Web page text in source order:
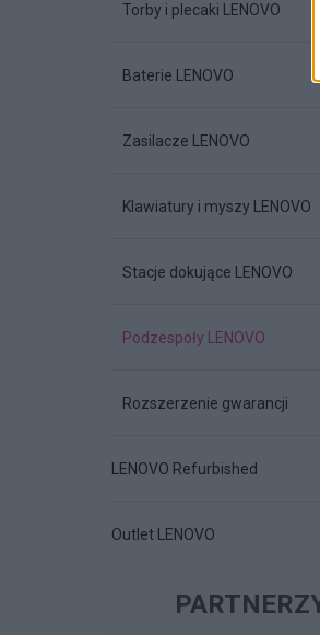
Torby i plecaki LENOVO
Baterie LENOVO
Zasilacze LENOVO
Klawiatury i myszy LENOVO
Stacje dokujące LENOVO
Podzespoły LENOVO
Rozszerzenie gwarancji
LENOVO Refurbished
Outlet LENOVO